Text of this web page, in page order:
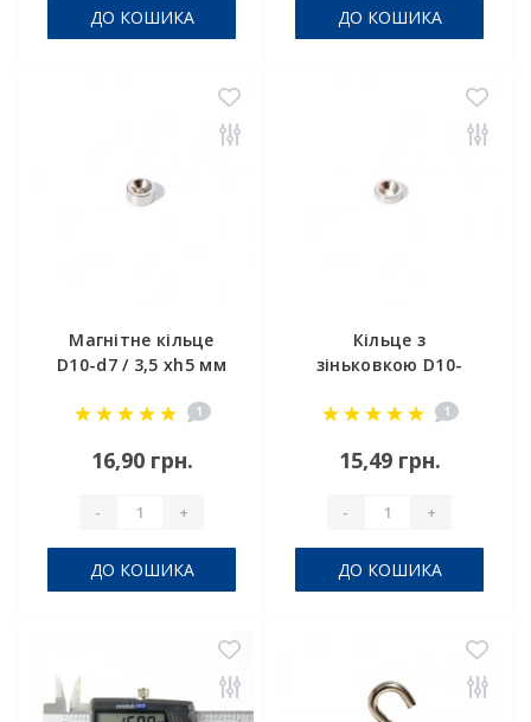
ДО КОШИКА ДО КОШИКА
Магнітне кільце
D10-d7 / 3,5 xh5 мм
1
16,90 грн.
- +
ДО КОШИКА
Кільце з
зіньковкою D10-
1
15,49 грн.
- +
ДО КОШИКА